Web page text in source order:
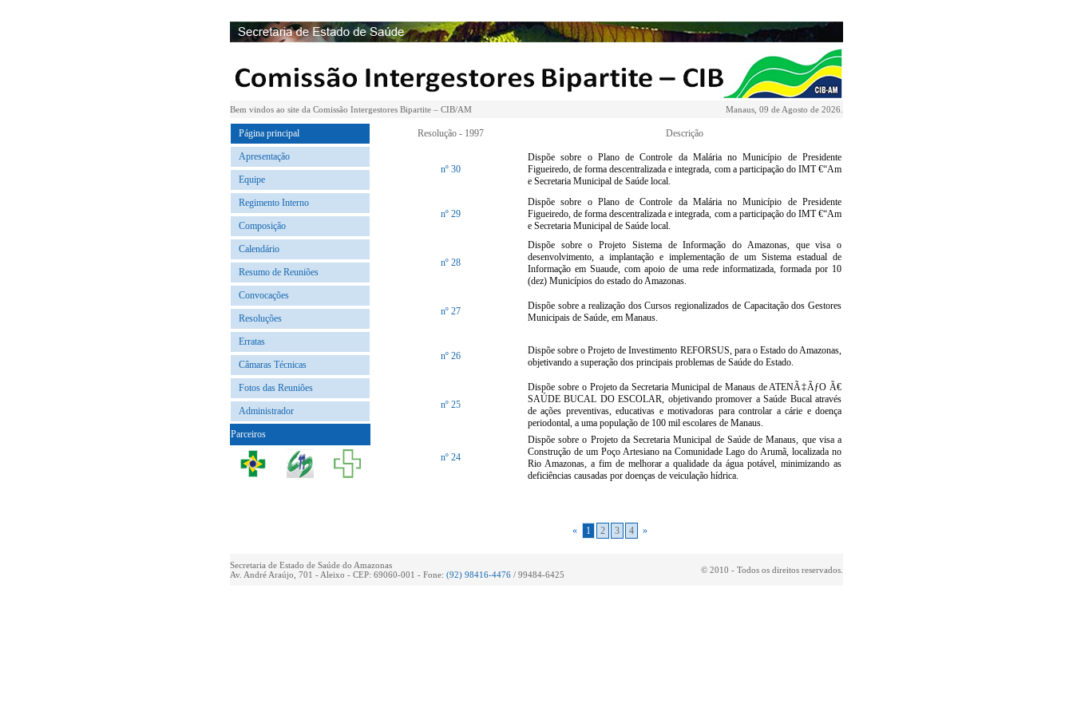
Bem vindos ao site da Comissão Intergestores Bipartite – CIB/AM Manaus, 09 de Agosto de 2026.
Página principal
Apresentação
Equipe
Regimento Interno
Composição
Calendário
Resumo de Reuniões
Convocações
Resoluções
Erratas
Câmaras Técnicas
Fotos das Reuniões
Administrador
Parceiros
Resolução - 1997 Descrição
nº 30
Dispõe sobre o Plano de Controle da Malária no Município de Presidente
Figueiredo, de forma descentralizada e integrada, com a participação do IMT €“Am
e Secretaria Municipal de Saúde local.
nº 29
Dispõe sobre o Plano de Controle da Malária no Município de Presidente
Figueiredo, de forma descentralizada e integrada, com a participação do IMT €“Am
e Secretaria Municipal de Saúde local.
nº 28
Dispõe sobre o Projeto Sistema de Informação do Amazonas, que visa o
desenvolvimento, a implantação e implementação de um Sistema estadual de
Informação em Suaude, com apoio de uma rede informatizada, formada por 10
(dez) Municípios do estado do Amazonas.
nº 27
Dispõe sobre a realização dos Cursos regionalizados de Capacitação dos Gestores
Municipais de Saúde, em Manaus.
nº 26
Dispõe sobre o Projeto de Investimento REFORSUS, para o Estado do Amazonas,
objetivando a superação dos principais problemas de Saúde do Estado.
nº 25
Dispõe sobre o Projeto da Secretaria Municipal de Manaus de ATENÃ‡ÃƒO Ã€
SAÚDE BUCAL DO ESCOLAR, objetivando promover a Saúde Bucal através
de ações preventivas, educativas e motivadoras para controlar a cárie e doença
periodontal, a uma população de 100 mil escolares de Manaus.
nº 24
Dispõe sobre o Projeto da Secretaria Municipal de Saúde de Manaus, que visa a
Construção de um Poço Artesiano na Comunidade Lago do Arumã, localizada no
Rio Amazonas, a fim de melhorar a qualidade da água potável, minimizando as
deficiências causadas por doenças de veiculação hídrica.
« 1 2 3 4 »
Secretaria de Estado de Saúde do Amazonas
Av. André Araújo, 701 - Aleixo - CEP: 69060-001 - Fone: (92) 98416-4476 / 99484-6425 © 2010 - Todos os direitos reservados.